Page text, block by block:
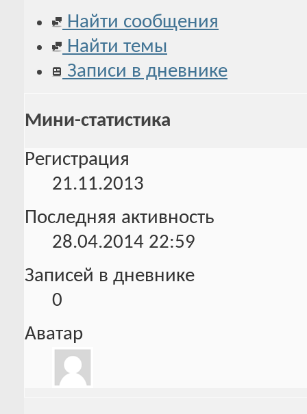
Найти сообщения
Найти темы
Записи в дневнике
Мини-статистика
Регистрация
21.11.2013
Последняя активность
28.04.2014 22:59
Записей в дневнике
0
Аватар